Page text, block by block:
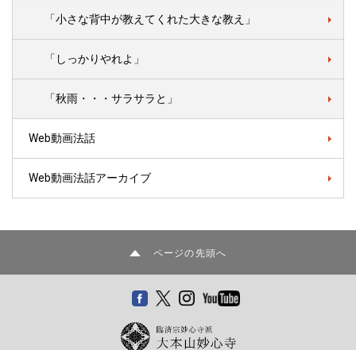
「小さな背中が教えてくれた大きな教え」
「しっかりやれよ」
「秋雨・・・サラサラと」
Web動画法話
Web動画法話アーカイブ
ページの先頭へ